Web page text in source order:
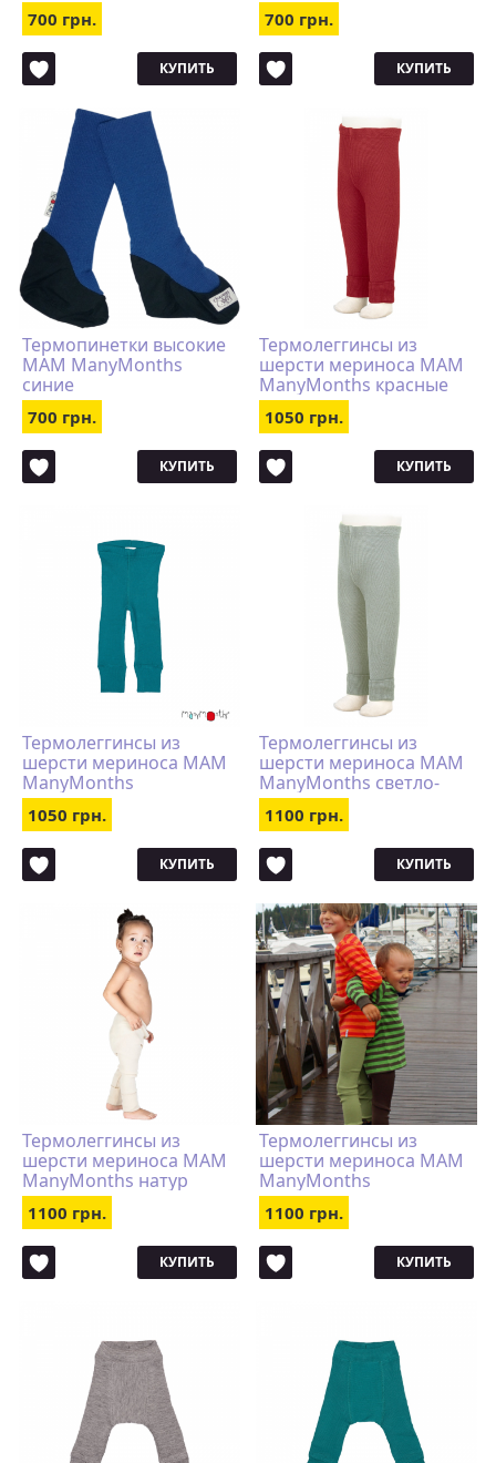
700 грн.
КУПИТЬ
700 грн.
КУПИТЬ
Термопинетки высокие
MAM ManyMonths
синие
700 грн.
КУПИТЬ
Термолеггинсы из
шерсти мериноса MAM
ManyMonths красные
1050 грн.
КУПИТЬ
Термолеггинсы из
шерсти мериноса MAM
ManyMonths
бирюзовые
1050 грн.
КУПИТЬ
Термолеггинсы из
шерсти мериноса MAM
ManyMonths светло-
серые
1100 грн.
КУПИТЬ
Термолеггинсы из
шерсти мериноса MAM
ManyMonths натур
1100 грн.
КУПИТЬ
Термолеггинсы из
шерсти мериноса MAM
ManyMonths
коричневые
1100 грн.
КУПИТЬ